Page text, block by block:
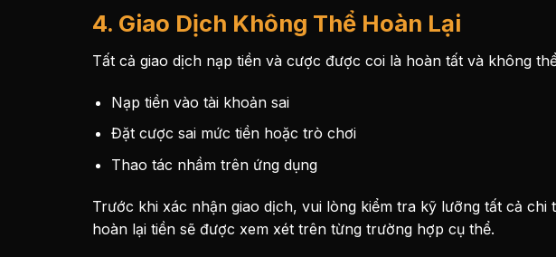
4. Giao Dịch Không Thể Hoàn Lại
Tất cả giao dịch nạp tiền và cược được coi là hoàn tất và không
Nạp tiền vào tài khoản sai
Đặt cược sai mức tiền hoặc trò chơi
Thao tác nhầm trên ứng dụng
Trước khi xác nhận giao dịch, vui lòng kiểm tra kỹ lưỡng tất cả chi
hoàn lại tiền sẽ được xem xét trên từng trường hợp cụ thể.